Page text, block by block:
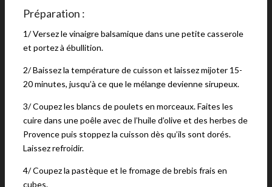
Préparation :
1/ Versez le vinaigre balsamique dans une petite casserole
et portez à ébullition.
2/ Baissez la température de cuisson et laissez mijoter 15-
20 minutes, jusqu’à ce que le mélange devienne sirupeux.
3/ Coupez les blancs de poulets en morceaux. Faites les
cuire dans une poêle avec de l’huile d’olive et des herbes de
Provence puis stoppez la cuisson dès qu’ils sont dorés.
Laissez refroidir.
4/ Coupez la pastèque et le fromage de brebis frais en
cubes.